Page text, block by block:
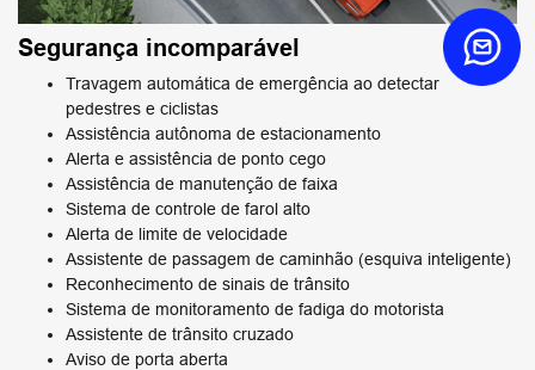
Segurança incomparável
Travagem automática de emergência ao detectar
pedestres e ciclistas
Assistência autônoma de estacionamento
Alerta e assistência de ponto cego
Assistência de manutenção de faixa
Sistema de controle de farol alto
Alerta de limite de velocidade
Assistente de passagem de caminhão (esquiva inteligente)
Reconhecimento de sinais de trânsito
Sistema de monitoramento de fadiga do motorista
Assistente de trânsito cruzado
Aviso de porta aberta